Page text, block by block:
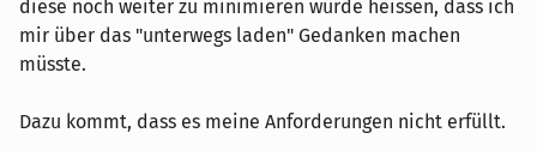
diese noch weiter zu minimieren würde heissen, dass ich
mir über das "unterwegs laden" Gedanken machen
müsste.
Dazu kommt, dass es meine Anforderungen nicht erfüllt.